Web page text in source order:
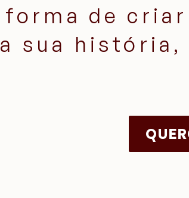
forma de
a sua história,